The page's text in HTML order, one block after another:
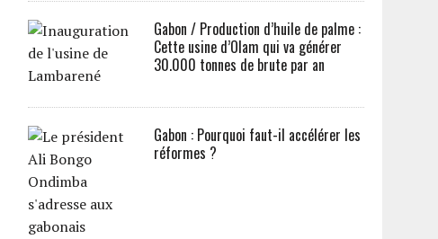
Gabon / Production d’huile de palme :
Cette usine d’Olam qui va générer
30.000 tonnes de brute par an
Gabon : Pourquoi faut-il accélérer les
réformes ?